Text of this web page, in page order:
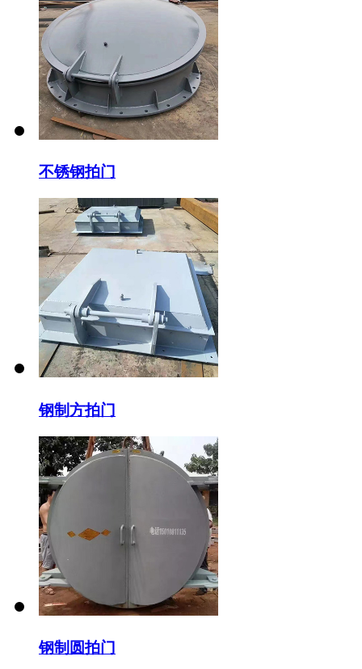
不锈钢拍门
钢制方拍门
钢制圆拍门